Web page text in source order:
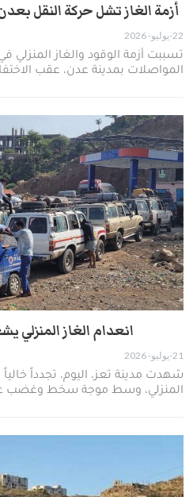
أزمة الغاز تشل حركة النقل
22-يوليو- 2026
تسببت أزمة الوقود والغاز
المواصلات بمدينة عدن، عقب
انعدام الغاز المنزلي
21-يوليو- 2026
​شهدت مدينة تعز، اليوم، تجدداً
المنزلي، وسط موجة سخط وغضب